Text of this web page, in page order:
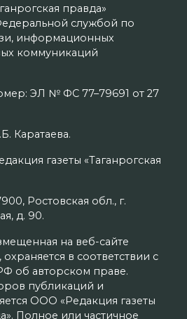
правда»
службой по
информационных
коммуникаций
ЭЛ № ФС 77–79691 от 27
Каратаева.
газеты «Таганрогская
Ростовская обл., г.
д. 90.
на веб-сайте
в соответствии с
об авторском праве.
публикаций и
ООО «Редакция газеты
Полное или частичное